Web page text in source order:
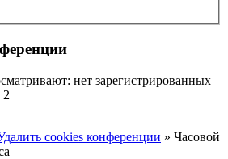
нет зарегистрированных
2
cookies конференции » Часовой